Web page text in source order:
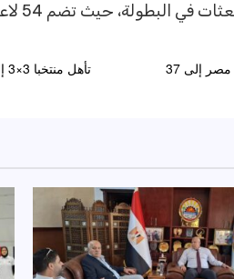
حيث تضم 54 لاعبًا ولاعبة.
محمد مجدي لاعب ألعاب القوى يرفع رصيده مصر إلى 37